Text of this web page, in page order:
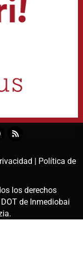
| Política de
los derechos
de Inmediobai
.